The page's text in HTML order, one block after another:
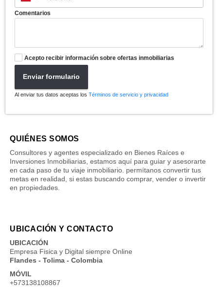
Comentarios
Acepto recibir información sobre ofertas inmobiliarias
Enviar formulario
Al enviar tus datos aceptas los Términos de servicio y privacidad
QUIÉNES SOMOS
Consultores y agentes especializado en Bienes Raíces e
Inversiones Inmobiliarias, estamos aquí para guiar y asesorarte
en cada paso de tu viaje inmobiliario. permítanos convertir tus
metas en realidad, si estas buscando comprar, vender o invertir
en propiedades.
UBICACIÓN Y CONTACTO
UBICACIÓN
Empresa Fisica y Digital siempre Online
Flandes - Tolima - Colombia
MÓVIL
+573138108867